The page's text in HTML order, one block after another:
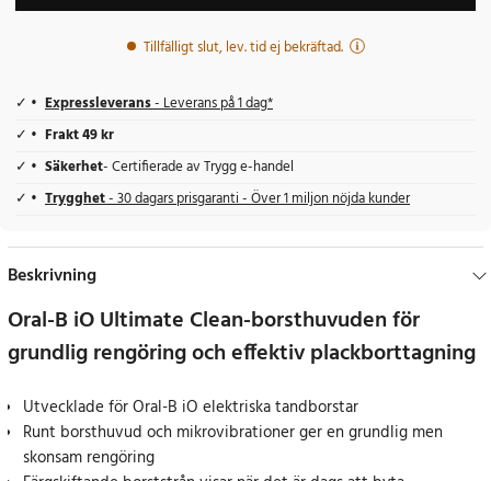
Tillfälligt slut, lev. tid ej bekräftad.
Expressleverans- Leverans på 1 dag*
Frakt 49 kr
Säkerhet- Certifierade av Trygg e-handel
Trygghet- 30 dagars prisgaranti - Över 1 miljon nöjda kunder
Beskrivning
Oral-B iO Ultimate Clean-borsthuvuden för
grundlig rengöring och effektiv plackborttagning
Utvecklade för Oral-B iO elektriska tandborstar
Runt borsthuvud och mikrovibrationer ger en grundlig men
skonsam rengöring